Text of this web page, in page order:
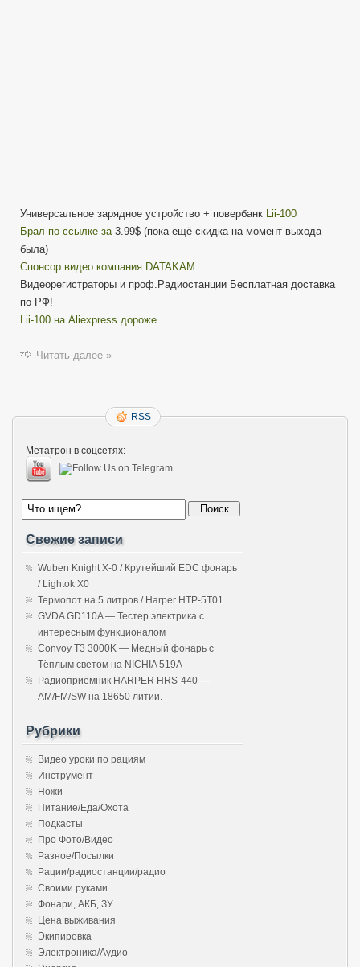
Универсальное зарядное устройство + повербанк Lii-100
Брал по ссылке за 3.99$ (пока ещё скидка на момент выхода
была)
Cпонсор видео компания DATAKAM
Видеорегистраторы и проф.Радиостанции Бесплатная доставка
по РФ!
Lii-100 на Aliexpress дороже
Читать далее »
RSS
Метатрон в соцсетях:
Свежие записи
Wuben Knight X-0 / Крутейший EDC фонарь
/ Lightok X0
Термопот на 5 литров / Harper HTP-5T01
GVDA GD110A — Тестер электрика с
интересным функционалом
Convoy T3 3000K — Медный фонарь с
Тёплым светом на NICHIA 519A
Радиоприёмник HARPER HRS-440 —
AM/FM/SW на 18650 литии.
Рубрики
Видео уроки по рациям
Инструмент
Ножи
Питание/Еда/Охота
Подкасты
Про Фото/Видео
Разное/Посылки
Рации/радиостанции/радио
Своими руками
Фонари, АКБ, ЗУ
Цена выживания
Экипировка
Электроника/Аудио